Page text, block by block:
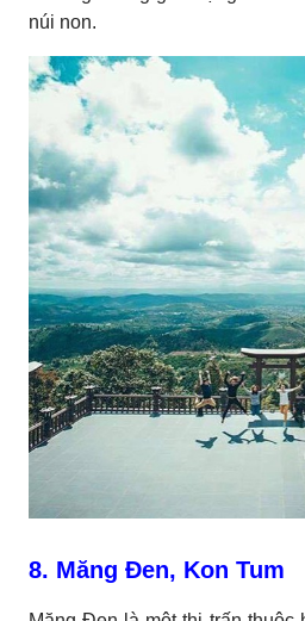
núi non.
8. Măng Đen, Kon Tum